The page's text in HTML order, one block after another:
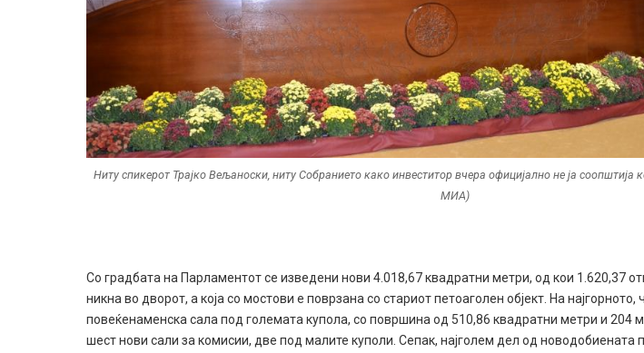
Ниту спикерот Трајко Вељаноски, ниту Собранието како инвеститор вчера официјално не ја
МИА)
Со градбата на Парламентот се изведени нови 4.018,67 квадратни метри, од кои 1.620,37
никна во дворот, а која со мостови е поврзана со стариот петоаголен објект. На
повеќенаменска сала под големата купола, со површина од 510,86 квадратни метри и 204
шест нови сали за комисии, две под малите куполи. Сепак, најголем дел од новодобиената